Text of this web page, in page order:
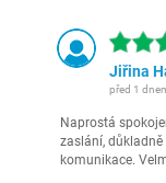
Jiřina
před 1
Naprostá
zaslání,
komunikace.